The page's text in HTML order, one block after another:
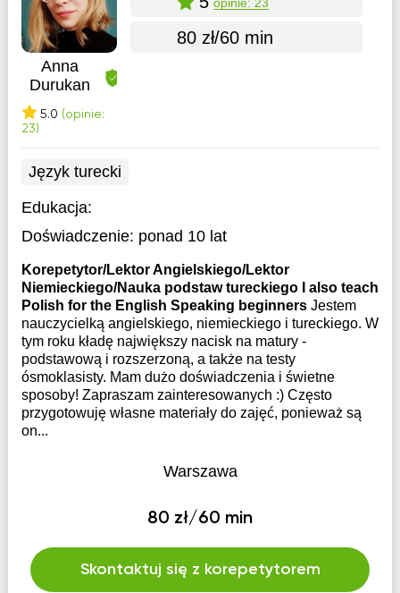
Anna
Durukan
5.0 (opinie:
23)
80 zł/60 min
Język turecki
Edukacja:
Doświadczenie: ponad 10 lat
Korepetytor/Lektor Angielskiego/Lektor
Niemieckiego/Nauka podstaw tureckiego I also teach
Polish for the English Speaking beginners Jestem
nauczycielką angielskiego, niemieckiego i tureckiego. W
tym roku kładę największy nacisk na matury -
podstawową i rozszerzoną, a także na testy
ósmoklasisty. Mam dużo doświadczenia i świetne
sposoby! Zapraszam zainteresowanych :) Często
przygotowuję własne materiały do zajęć, ponieważ są
on...
Warszawa
80 zł/60 min
Skontaktuj się z korepetytorem